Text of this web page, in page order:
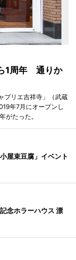
1周年 通りか
プリエ吉祥寺」（武蔵
年7月にオープンし
がたった。
屋束豆腐」イベント
念ホラーハウス 漂